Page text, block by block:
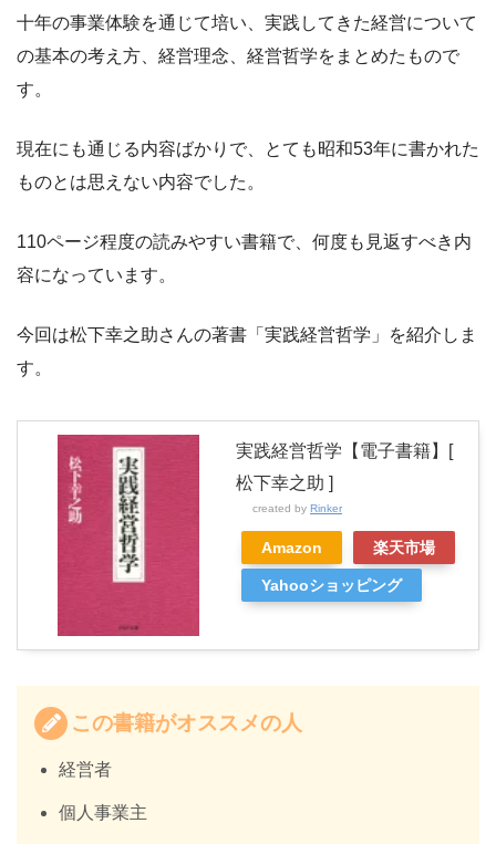
十年の事業体験を通じて培い、実践してきた経営について
の基本の考え方、経営理念、経営哲学をまとめたもので
す。
現在にも通じる内容ばかりで、とても昭和53年に書かれた
ものとは思えない内容でした。
110ページ程度の読みやすい書籍で、何度も見返すべき内
容になっています。
今回は松下幸之助さんの著書「実践経営哲学」を紹介しま
す。
実践経営哲学【電子書籍】[
松下幸之助 ]
created by Rinker
Amazon 楽天市場
Yahooショッピング
この書籍がオススメの人
経営者
個人事業主